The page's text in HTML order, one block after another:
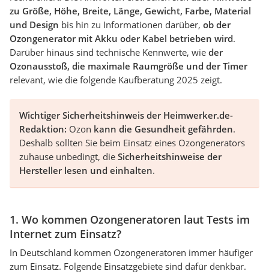
zu Größe, Höhe, Breite, Länge, Gewicht, Farbe, Material
und Design bis hin zu Informationen darüber, ob der
Ozongenerator mit Akku oder Kabel betrieben wird.
Darüber hinaus sind technische Kennwerte, wie der
Ozonausstoß, die maximale Raumgröße und der Timer
relevant, wie die folgende Kaufberatung 2025 zeigt.
Wichtiger Sicherheitshinweis der Heimwerker.de-
Redaktion: Ozon kann die Gesundheit gefährden.
Deshalb sollten Sie beim Einsatz eines Ozongenerators
zuhause unbedingt, die Sicherheitshinweise der
Hersteller lesen und einhalten.
1. Wo kommen Ozongeneratoren laut Tests im
Internet zum Einsatz?
In Deutschland kommen Ozongeneratoren immer häufiger
zum Einsatz. Folgende Einsatzgebiete sind dafür denkbar.